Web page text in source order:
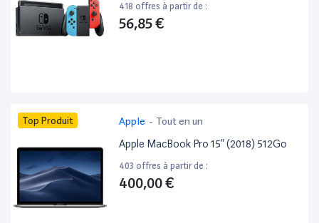
418 offres à partir de :
56,85 €
Top Produit Apple - Tout en un
Apple MacBook Pro 15” (2018) 512Go
403 offres à partir de :
400,00 €